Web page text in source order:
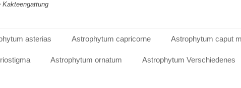
asterias Astrophytum capricorne Astrophytum caput
Astrophytum ornatum Astrophytum Verschiedenes